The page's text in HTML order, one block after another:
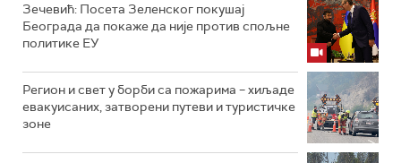
Зечевић: Посета Зеленског покушај
Београда да покаже да није против спољне
политике ЕУ
Регион и свет у борби са пожарима – хиљаде
евакуисаних, затворени путеви и туристичке
зоне